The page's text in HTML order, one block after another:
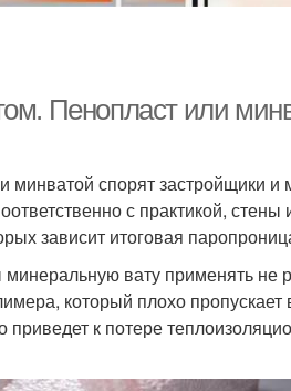
Пенопласт или
спорят застройщики и
с практикой, стены
зависит итоговая
вату применять не
который плохо
к потере